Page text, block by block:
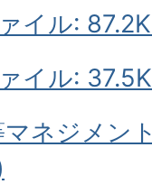
イル:
イル:
ネジメン